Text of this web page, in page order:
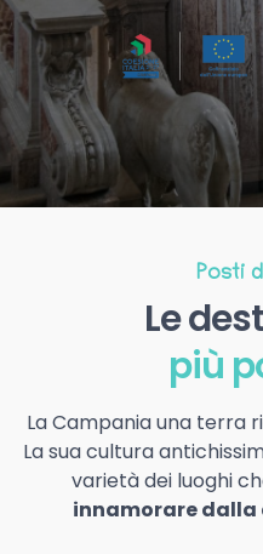
Posti
Le
più
La Campania una terra
La sua cultura
varietà dei luoghi
innamorare dalla